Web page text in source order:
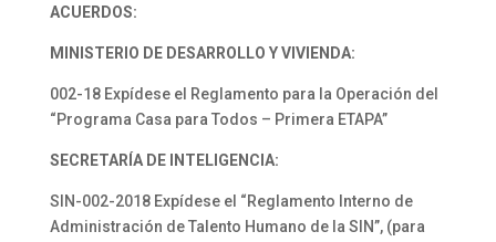
ACUERDOS:
MINISTERIO DE DESARROLLO Y VIVIENDA:
002-18 Expídese el Reglamento para la Operación del
“Programa Casa para Todos – Primera ETAPA”
SECRETARÍA DE INTELIGENCIA:
SIN-002-2018 Expídese el “Reglamento Interno de
Administración de Talento Humano de la SIN”, (para